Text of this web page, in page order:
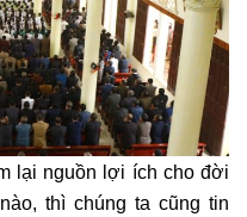
lại nguồn lợi ích cho đời
thì chúng ta cũng tin